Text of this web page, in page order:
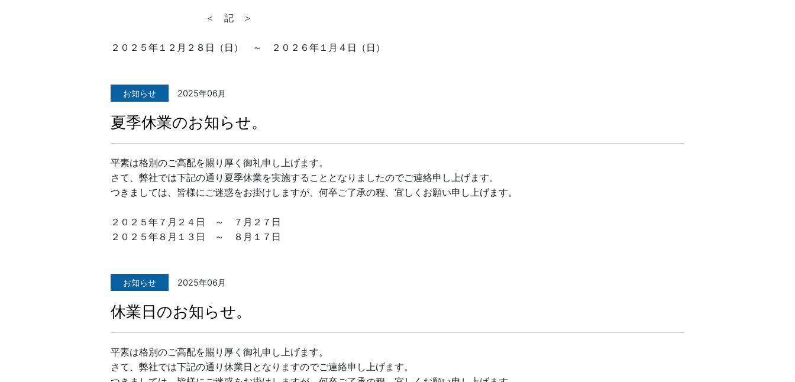
＜ 記 ＞
２０２５年１２月２８日（日） ～ ２０２６年１月４日（日）
お知らせ 2025年06月
夏季休業のお知らせ。
平素は格別のご高配を賜り厚く御礼申し上げます。
さて、弊社では下記の通り夏季休業を実施することとなりましたのでご連絡申し上げます。
つきましては、皆様にご迷惑をお掛けしますが、何卒ご了承の程、宜しくお願い申し上げます。
２０２５年７月２４日 ～ ７月２７日
２０２５年８月１３日 ～ ８月１７日
お知らせ 2025年06月
休業日のお知らせ。
平素は格別のご高配を賜り厚く御礼申し上げます。
さて、弊社では下記の通り休業日となりますのでご連絡申し上げます。